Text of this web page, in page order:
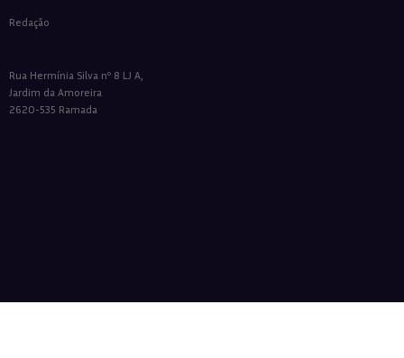
Redação
Rua Hermínia Silva nº 8 LJ A,
Jardim da Amoreira
2620-535 Ramada